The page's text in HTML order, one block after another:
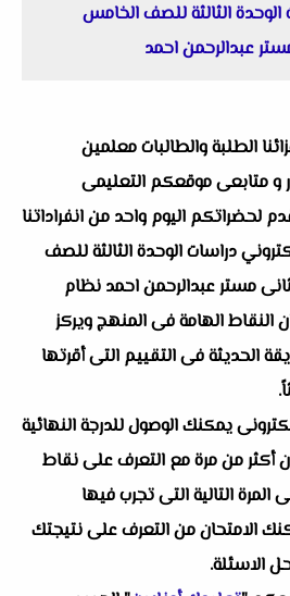
الوحدة الثالثة للصف الخامس
مستر عبدالرحمن احمد
الطلبة والطالبات معلمين
و متابعى موقعكم التعليمى
لحضراتكم اليوم واحد من انفراداتنا
دراسات الوحدة الثالثة للصف
مستر عبدالرحمن احمد نظام
الهامة فى المنهج ويركز
فى التقييم التى أقرتها
يمكنك الوصول للدرجة النهائية
أكثر من مرة مع التعرف على نقاط
المرة التالية التى تجرب فيها
الامتحان من التعرف على نتيجتك
الاسئلة.